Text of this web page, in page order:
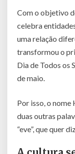
Com o objetivo
celebra
uma relação
transformou o
Dia de Todos os
de maio.
Por isso, o nome
duas outras
“eve”, que quer